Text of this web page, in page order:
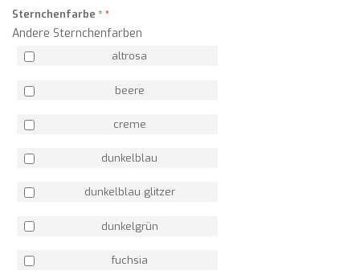
Sternchenfarbe *
Andere Sternchenfarben
altrosa
beere
creme
dunkelblau
dunkelblau glitzer
dunkelgrün
fuchsia